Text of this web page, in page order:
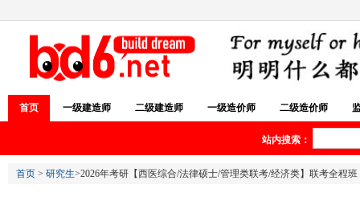
首页 一级建造师 二级建造师 一级造价师 二级造价师
站内搜索：
首页 > 研究生>2026年考研【西医综合/法律硕士/管理类联考/经济类】联考全程班